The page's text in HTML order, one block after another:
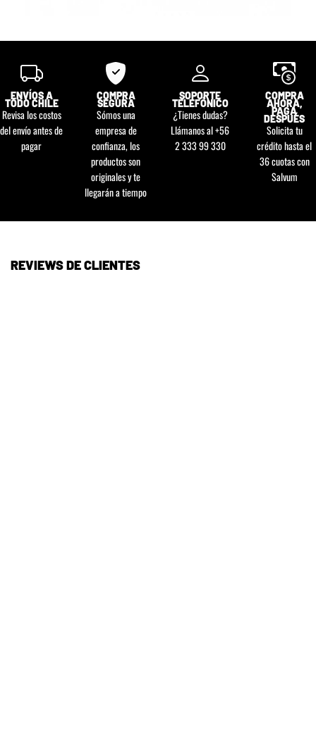
ENVÍOS A
TODO CHILE
Revisa los costos
del envío antes de
pagar
COMPRA
SEGURA
Sómos una
empresa de
confianza, los
productos son
originales y te
llegarán a tiempo
SOPORTE
TELEFÓNICO
¿Tienes dudas?
Llámanos al +56
2 333 99 330
COMPRA
AHORA,
PAGA
DESPUÉS
Solicita tu
crédito hasta el
36 cuotas con
Salvum
REVIEWS DE CLIENTES